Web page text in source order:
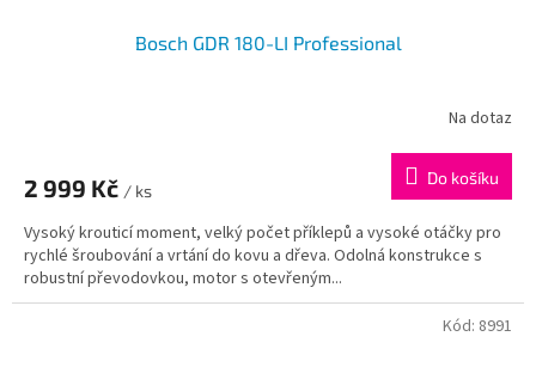
Bosch GDR 180-LI Professional
Na dotaz
2 999 Kč / ks
Do košíku
Vysoký krouticí moment, velký počet příklepů a vysoké otáčky pro
rychlé šroubování a vrtání do kovu a dřeva. Odolná konstrukce s
robustní převodovkou, motor s otevřeným...
Kód: 8991